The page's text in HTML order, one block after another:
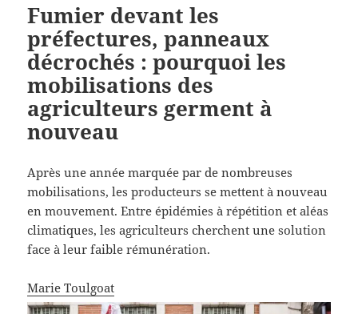
Fumier devant les
préfectures, panneaux
décrochés : pourquoi les
mobilisations des
agriculteurs germent à
nouveau
Après une année marquée par de nombreuses
mobilisations, les producteurs se mettent à nouveau
en mouvement. Entre épidémies à répétition et aléas
climatiques, les agriculteurs cherchent une solution
face à leur faible rémunération.
Marie Toulgoat